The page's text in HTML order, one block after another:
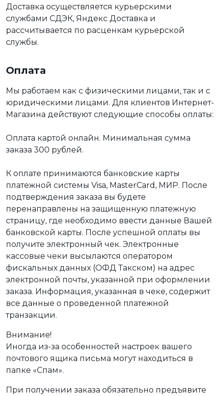
Доставка осуществляется курьерскими
службами СДЭК, Яндекс Доставка и
рассчитывается по расценкам курьерской
службы.
Оплата
Мы работаем как с физическими лицами, так и с
юридическими лицами. Для клиентов Интернет-
Магазина действуют следующие способы оплаты:
Оплата картой онлайн. Минимальная сумма
заказа 300 рублей.
К оплате принимаются банковские карты
платежной системы Visa, MasterCard, МИР. После
подтверждения заказа вы будете
перенаправлены на защищенную платежную
страницу, где необходимо ввести данные Вашей
банковской карты. После успешной оплаты вы
получите электронный чек. Электронные
кассовые чеки высылаются оператором
фискальных данных (ОФД Такском) на адрес
электронной почты, указанной при оформлении
заказа. Информация, указанная в чеке, содержит
все данные о проведенной платежной
транзакции.
Внимание!
Иногда из-за особенностей настроек вашего
почтового ящика письма могут находиться в
папке «Спам».
При получении заказа обязательно предъявите